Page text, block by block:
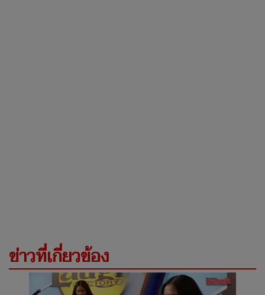
ข่าวที่เกี่ยวข้อง